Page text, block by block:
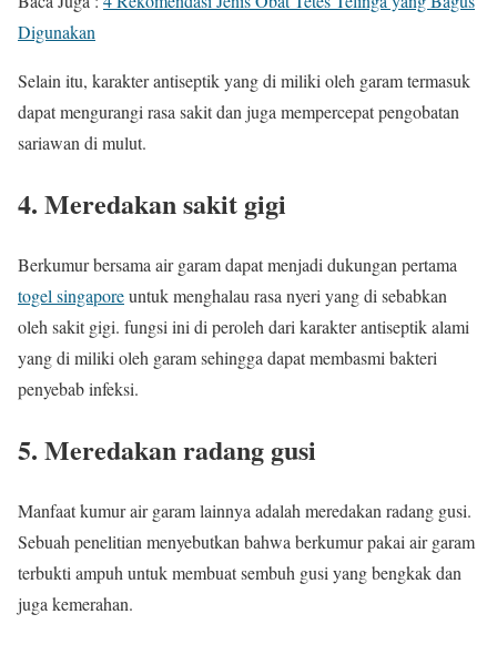
Digunakan
Selain itu, karakter antiseptik yang di miliki oleh garam termasuk
dapat mengurangi rasa sakit dan juga mempercepat pengobatan
sariawan di mulut.
4. Meredakan sakit gigi
Berkumur bersama air garam dapat menjadi dukungan pertama
togel singaporeuntuk menghalau rasa nyeri yang di sebabkan
oleh sakit gigi. fungsi ini di peroleh dari karakter antiseptik alami
yang di miliki oleh garam sehingga dapat membasmi bakteri
penyebab infeksi.
5. Meredakan radang gusi
Manfaat kumur air garam lainnya adalah meredakan radang gusi.
Sebuah penelitian menyebutkan bahwa berkumur pakai air garam
terbukti ampuh untuk membuat sembuh gusi yang bengkak dan
juga kemerahan.